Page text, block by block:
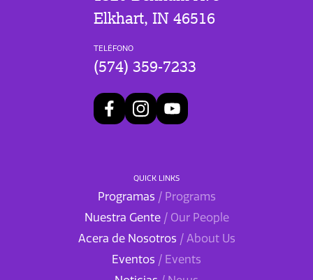
Elkhart, IN 46516
TELÉFONO
(574) 359-7233
QUICK LINKS
Programas / Programs
Nuestra Gente / Our People
Acera de Nosotros / About Us
Eventos / Events